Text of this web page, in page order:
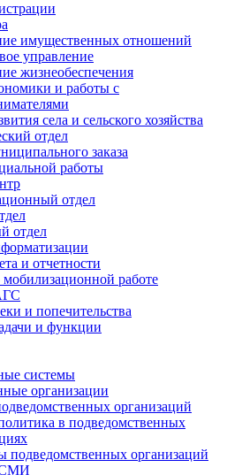
имущественных отношений
управление
жизнеобеспечения
и работы с
села и сельского хозяйства
отдел
заказа
работы
отдел
отдел
и отчетности
работе
и попечительства
и функции
системы
организации
организаций
в подведомственных
подведомственных организаций
СМИ